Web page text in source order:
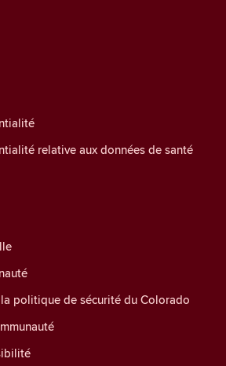
relative aux données de santé
politique de sécurité du Colorado